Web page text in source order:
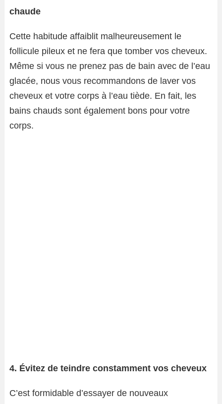
chaude
Cette habitude affaiblit malheureusement le
follicule pileux et ne fera que tomber vos cheveux.
Même si vous ne prenez pas de bain avec de l’eau
glacée, nous vous recommandons de laver vos
cheveux et votre corps à l’eau tiède. En fait, les
bains chauds sont également bons pour votre
corps.
4. Évitez de teindre constamment vos cheveux
C’est formidable d’essayer de nouveaux